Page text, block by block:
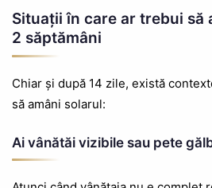
Situații în care ar trebui să
2 săptămâni
Chiar și după 14 zile, există
să amâni solarul:
Ai vânătăi vizibile sau pete